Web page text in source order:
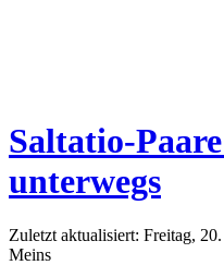
Saltatio-
unterwegs
Zuletzt aktualisiert: Freitag,
Meins